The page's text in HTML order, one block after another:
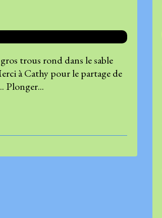
trous rond dans le sable
à Cathy pour le partage de
Plonger...